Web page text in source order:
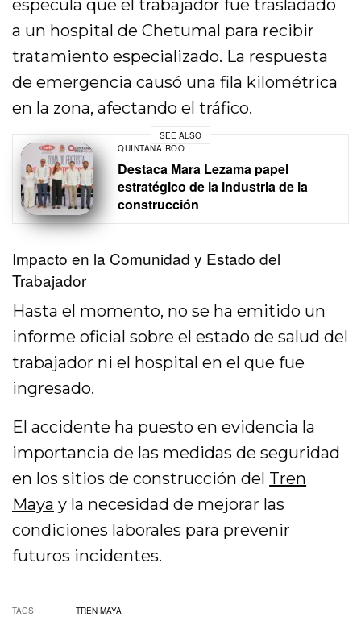
especula que el trabajador fue trasladado
a un hospital de Chetumal para recibir
tratamiento especializado. La respuesta
de emergencia causó una fila kilométrica
en la zona, afectando el tráfico.
SEE ALSO
QUINTANA ROO
Destaca Mara Lezama papel
estratégico de la industria de la
construcción
Impacto en la Comunidad y Estado del
Trabajador
Hasta el momento, no se ha emitido un
informe oficial sobre el estado de salud del
trabajador ni el hospital en el que fue
ingresado.
El accidente ha puesto en evidencia la
importancia de las medidas de seguridad
en los sitios de construcción del Tren
Maya y la necesidad de mejorar las
condiciones laborales para prevenir
futuros incidentes.
TAGS TREN MAYA